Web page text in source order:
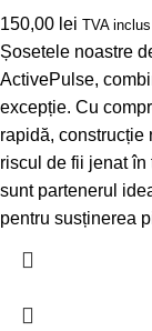
150,00 lei TVA inclus
Șosetele noastre
ActivePulse,
excepție. Cu
rapidă, construcție
riscul de fii jenat în
sunt partenerul
pentru susținerea